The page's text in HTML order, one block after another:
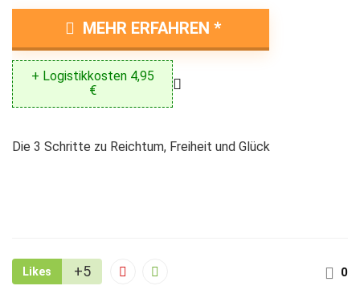
MEHR ERFAHREN
+ Logistikkosten 4,95
€
Die 3 Schritte zu Reichtum, Freiheit und Glück
0
Likes +5